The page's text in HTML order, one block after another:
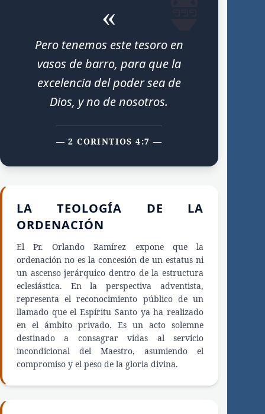
«
Pero tenemos este tesoro en
vasos de barro, para que la
excelencia del poder sea de
Dios, y no de nosotros.
— 2 CORINTIOS 4:7 —
LA TEOLOGÍA DE LA
ORDENACIÓN
El Pr. Orlando Ramírez expone que la
ordenación no es la concesión de un estatus ni
un ascenso jerárquico dentro de la estructura
eclesiástica. En la perspectiva adventista,
representa el reconocimiento público de un
llamado que el Espíritu Santo ya ha realizado
en el ámbito privado. Es un acto solemne
destinado a consagrar vidas al servicio
incondicional del Maestro, asumiendo el
compromiso y el peso de la gloria divina.